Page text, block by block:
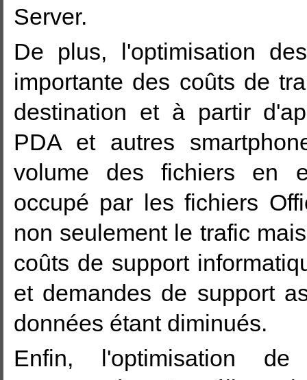
Server.
De plus, l'optimisation
importante des coûts de
destination et à partir
PDA et autres
volume des fichiers en
occupé par les fichiers
non seulement le trafic
coûts de support
et demandes de support
données étant diminués.
Enfin, l'optimisation